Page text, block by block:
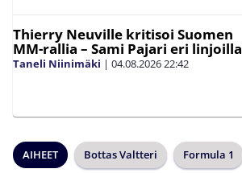
Thierry Neuville kritisoi Suomen
MM-rallia – Sami Pajari eri linjoilla
Taneli Niinimäki | 04.08.202622:42
AIHEET Bottas Valtteri Formula 1